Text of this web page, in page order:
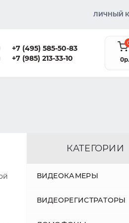
ЛИЧНЫЙ
+7 (495) 585-50-83
+7 (985) 213-33-10
0р.
КАТЕГОРИИ
ВИДЕОКАМЕРЫ
IP-КАМЕРЫ
ВИДЕОРЕГИСТРАТОРЫ